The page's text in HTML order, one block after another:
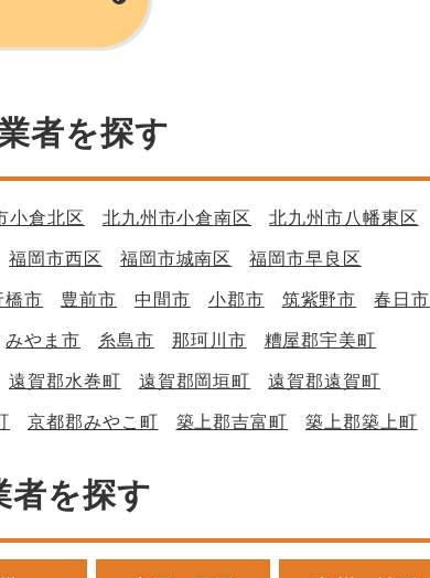
者を探す
小倉北区 北九州市小倉南区 北九州市八幡東区
福岡市西区 福岡市城南区 福岡市早良区
橋市 豊前市 中間市 小郡市 筑紫野市 春日市
みやま市 糸島市 那珂川市 糟屋郡宇美町
遠賀郡水巻町 遠賀郡岡垣町 遠賀郡遠賀町
京都郡みやこ町 築上郡吉富町 築上郡築上町
者を探す